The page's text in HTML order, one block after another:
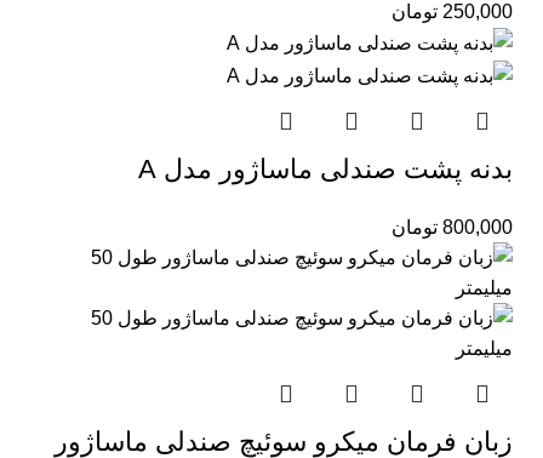
250,000 تومان
بدنه پشت صندلی ماساژور مدل A
800,000 تومان
زبان فرمان میکرو سوئیچ صندلی ماساژور